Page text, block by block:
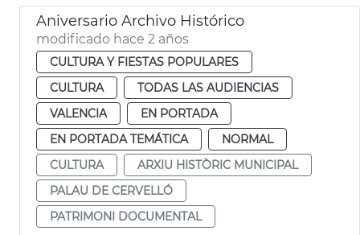
Aniversario Archivo Histórico
modificado hace 2 años
CULTURA Y FIESTAS POPULARES
CULTURA
TODAS LAS AUDIENCIAS
VALENCIA
EN PORTADA
EN PORTADA TEMÁTICA
NORMAL
CULTURA
ARXIU HISTÒRIC MUNICIPAL
PALAU DE CERVELLÓ
PATRIMONI DOCUMENTAL